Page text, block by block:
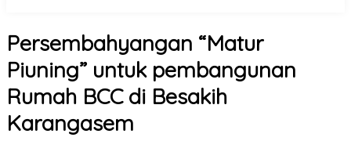
Persembahyangan “Matur
Piuning” untuk pembangunan
Rumah BCC di Besakih
Karangasem